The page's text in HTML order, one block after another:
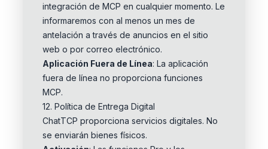
integración de MCP en cualquier momento. Le
informaremos con al menos un mes de
antelación a través de anuncios en el sitio
web o por correo electrónico.
Aplicación Fuera de Línea: La aplicación
fuera de línea no proporciona funciones
MCP.
12. Política de Entrega Digital
ChatTCP proporciona servicios digitales. No
se enviarán bienes físicos.